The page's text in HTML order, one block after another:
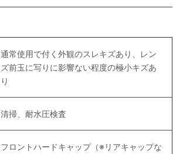
通常使用で付く外観のスレキズあり、レン
ズ前玉に写りに影響ない程度の極小キズあ
り
清掃、耐水圧検査
フロントハードキャップ（※リアキャップな